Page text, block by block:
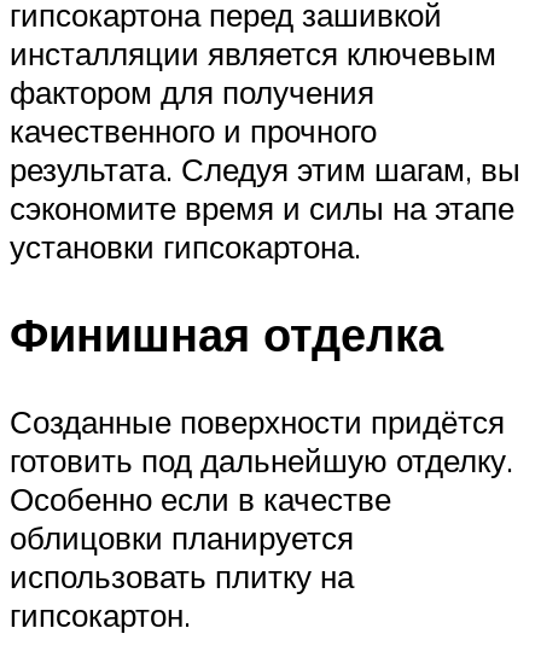
гипсокартона перед зашивкой
инсталляции является ключевым
фактором для получения
качественного и прочного
результата. Следуя этим шагам, вы
сэкономите время и силы на этапе
установки гипсокартона.
Финишная отделка
Созданные поверхности придётся
готовить под дальнейшую отделку.
Особенно если в качестве
облицовки планируется
использовать плитку на
гипсокартон.